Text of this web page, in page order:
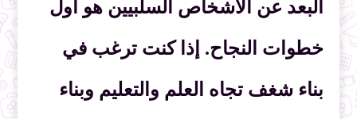
البعد عن الأشخاص السلبيين هو أول
خطوات النجاح. إذا كنت ترغب في
بناء شغف تجاه العلم والتعليم وبناء